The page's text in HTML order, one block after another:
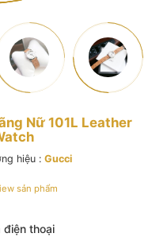
Nữ 101L Leather
hiệu : Gucci
sản phẩm
điện thoại